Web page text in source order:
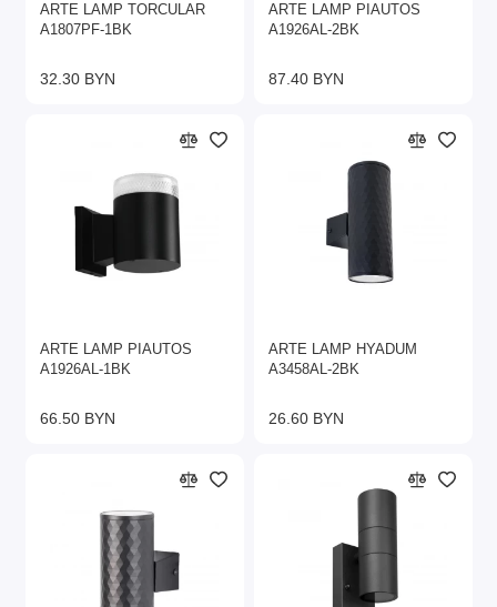
ARTE LAMP TORCULAR
A1807PF-1BK
32.30 BYN
ARTE LAMP PIAUTOS
A1926AL-2BK
87.40 BYN
ARTE LAMP PIAUTOS
A1926AL-1BK
66.50 BYN
ARTE LAMP HYADUM
A3458AL-2BK
26.60 BYN